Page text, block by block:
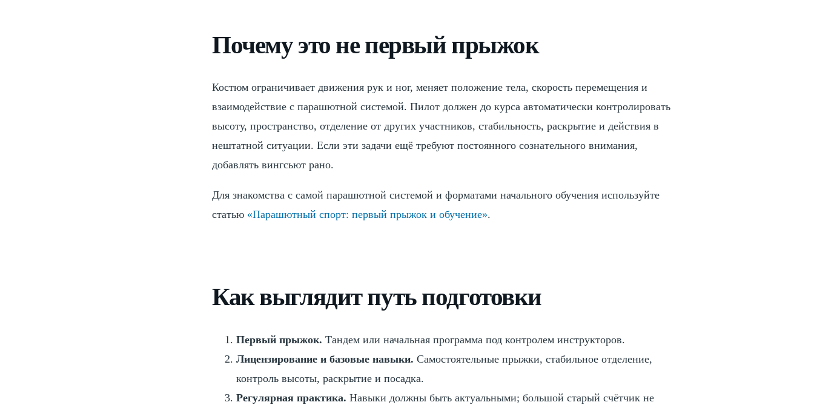
Почему это не первый прыжок
Костюм ограничивает движения рук и ног, меняет положение тела, скорость перемещения и
взаимодействие с парашютной системой. Пилот должен до курса автоматически контролировать
высоту, пространство, отделение от других участников, стабильность, раскрытие и действия в
нештатной ситуации. Если эти задачи ещё требуют постоянного сознательного внимания,
добавлять вингсьют рано.
Для знакомства с самой парашютной системой и форматами начального обучения используйте
статью «Парашютный спорт: первый прыжок и обучение».
Как выглядит путь подготовки
Первый прыжок. Тандем или начальная программа под контролем инструкторов.
Лицензирование и базовые навыки. Самостоятельные прыжки, стабильное отделение,
контроль высоты, раскрытие и посадка.
Регулярная практика. Навыки должны быть актуальными; большой старый счётчик не